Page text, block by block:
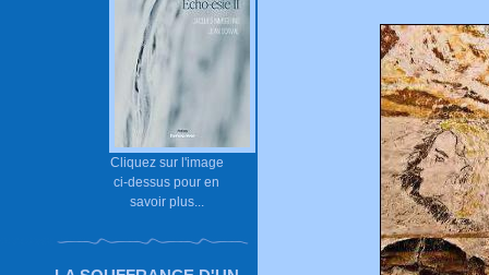
Cliquez sur l'image
ci-dessus pour en
savoir plus...